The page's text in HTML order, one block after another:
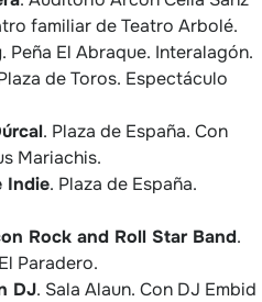
familiar de Teatro Arbolé.
. Peña El Abraque. Interalagón.
de Toros. Espectáculo
. Plaza de España. Con
Mariachis.
Indie. Plaza de España.
Rock and Roll Star Band.
Paradero.
DJ. Sala Alaun. Con DJ Embid